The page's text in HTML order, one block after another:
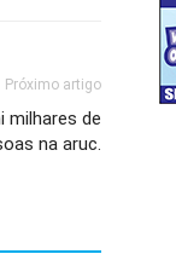
Próximo artigo
milhares de
na aruc.